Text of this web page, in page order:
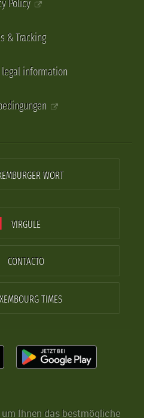
Policy
& Tracking
information
WORT
VIRGULE
CONTACTO
TIMES
um Ihnen das bestmögliche